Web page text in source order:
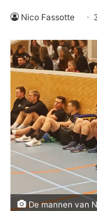
Nico Fassotte
De mannen van